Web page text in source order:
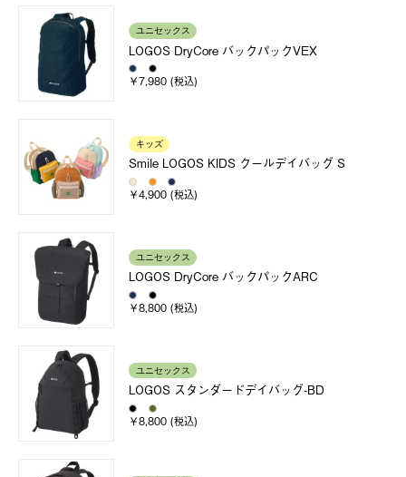
ユニセックス
LOGOS DryCore バックパックVEX
￥7,980 (税込)
キッズ
Smile LOGOS KIDS クールデイバッグ S
￥4,900 (税込)
ユニセックス
LOGOS DryCore バックパックARC
￥8,800 (税込)
ユニセックス
LOGOS スタンダードデイバッグ-BD
￥8,800 (税込)